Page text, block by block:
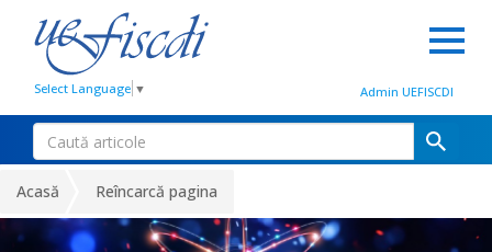
Select Language ▼ Admin UEFISCDI
Acasă Reîncarcă pagina